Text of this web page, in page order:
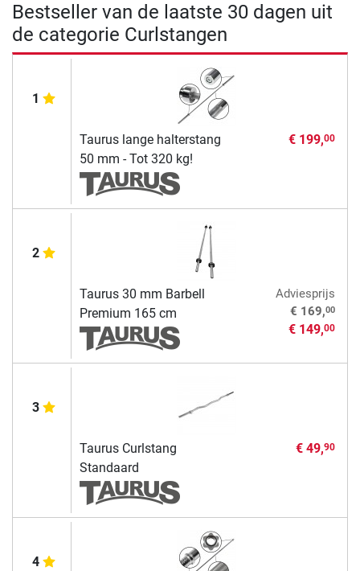
Bestseller van de laatste 30 dagen uit
de categorie Curlstangen
1
Taurus lange halterstang
50 mm - Tot 320 kg!
€ 199,00
2
Taurus 30 mm Barbell
Premium 165 cm
Adviesprijs
€ 169,00
€ 149,00
3
Taurus Curlstang
Standaard
€ 49,90
4